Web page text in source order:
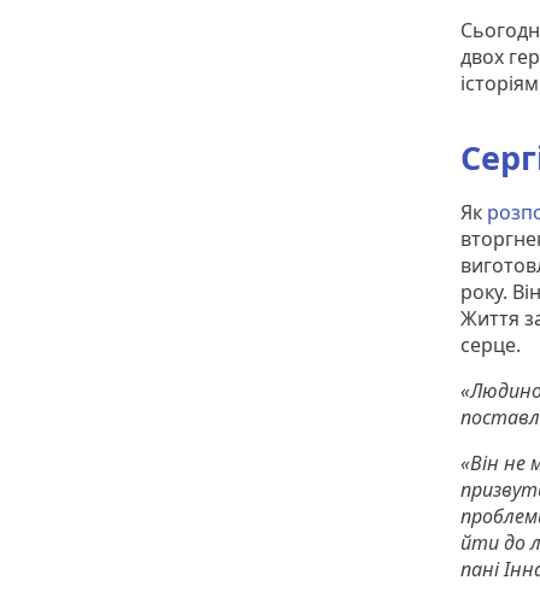
двох
Як
року.
Життя
серце.
«Він не
йти до
пані